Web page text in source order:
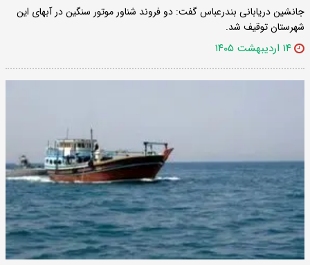
جانشین دریابانی بندرعباس گفت: دو فروند شناور موتور سنگین در آبهای این
شهرستان توقیف شد.
۱۴ اردیبهشت ۱۴۰۵